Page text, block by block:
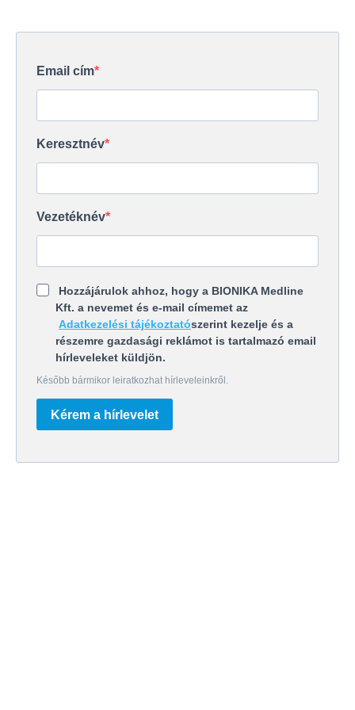
Email cím
Keresztnév
Vezetéknév
Hozzájárulok ahhoz, hogy a BIONIKA Medline
Kft. a nevemet és e-mail címemet az
Adatkezelési tájékoztatószerint kezelje és a
részemre gazdasági reklámot is tartalmazó email
hírleveleket küldjön.
Később bármikor leiratkozhat hírleveleinkről.
Kérem a hírlevelet